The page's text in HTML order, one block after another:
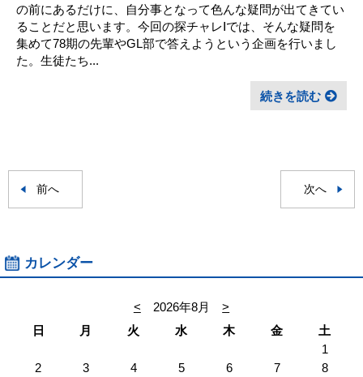
の前にあるだけに、自分事となって色んな疑問が出てきてい
ることだと思います。今回の探チャレⅠでは、そんな疑問を
集めて78期の先輩やGL部で答えようという企画を行いまし
た。生徒たち...
続きを読む
前へ 次へ
カレンダー
< 2026年8月
>
日
月 火 水 木 金
土
1
2
3 4 5 6 7
8